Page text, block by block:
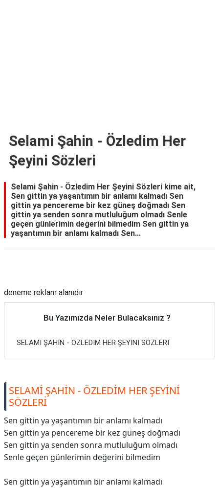
Selami Şahin - Özledim Her
Şeyini Sözleri
Selami Şahin - Özledim Her Şeyini Sözleri kime ait,
Sen gittin ya yaşantımın bir anlamı kalmadı Sen
gittin ya pencereme bir kez güneş doğmadı Sen
gittin ya senden sonra mutluluğum olmadı Senle
geçen günlerimin değerini bilmedim Sen gittin ya
yaşantımın bir anlamı kalmadı Sen...
deneme reklam alanıdır
Bu Yazımızda Neler Bulacaksınız ?
SELAMİ ŞAHİN - ÖZLEDİM HER ŞEYİNİ SÖZLERİ
SELAMİ ŞAHİN - ÖZLEDİM HER ŞEYİNİ
SÖZLERİ
Sen gittin ya yaşantımın bir anlamı kalmadı
Sen gittin ya pencereme bir kez güneş doğmadı
Sen gittin ya senden sonra mutluluğum olmadı
Senle geçen günlerimin değerini bilmedim
Sen gittin ya yaşantımın bir anlamı kalmadı